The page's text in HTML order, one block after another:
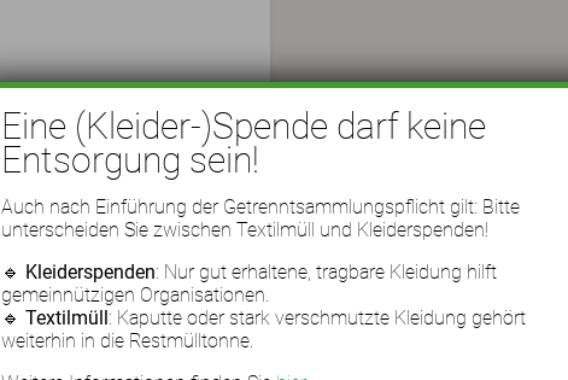
Eine (Kleider-)Spende darf keine
Entsorgung sein!
Auch nach Einführung der Getrenntsammlungspflicht gilt: Bitte
unterscheiden Sie zwischen Textilmüll und Kleiderspenden!
🔹 Kleiderspenden: Nur gut erhaltene, tragbare Kleidung hilft
gemeinnützigen Organisationen.
🔹Textilmüll: Kaputte oder stark verschmutzte Kleidung gehört
weiterhin in die Restmülltonne.